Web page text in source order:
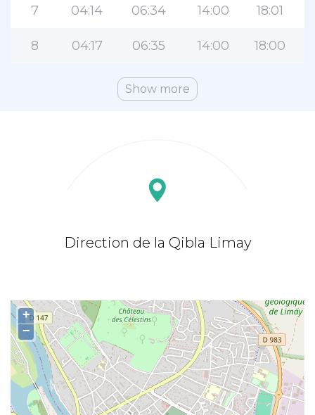
7 04:14 06:34 14:00 18:01
8 04:17 06:35 14:00 18:00
Show more
Direction de la Qibla Limay
+
−